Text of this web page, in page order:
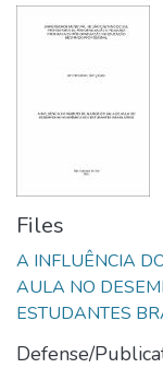
Files
A INFLUÊNCIA
AULA NO
ESTUDANTES
Defense/